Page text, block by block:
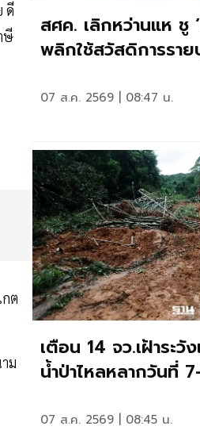
ดี
ษี
ต
ม
สศค. เลิกหว่านแห ชู
พลิกใช้สวัสดิการรา
07 ส.ค. 2569 | 08:47 น.
เตือน 14 จว.เฝ้าระ
น้ำป่าไหลหลากวันที่
07 ส.ค. 2569 | 08:45 น.